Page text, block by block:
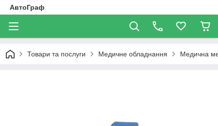
АвтоГраф
Товари та послуги Медичне обладнання Медична